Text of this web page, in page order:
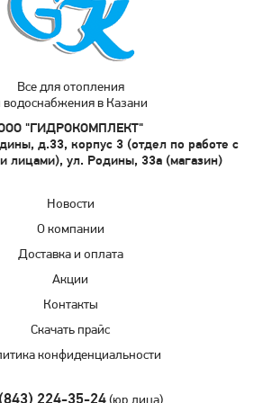
Все для отопления
водоснабжения в Казани
"ГИДРОКОМПЛЕКТ"
д.33, корпус 3 (отдел по работе с
лицами), ул. Родины, 33а (магазин)
Новости
О компании
Доставка и оплата
Акции
Контакты
Скачать прайс
конфиденциальности
224-35-24